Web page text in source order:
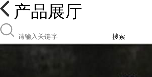
产品展厅
搜索